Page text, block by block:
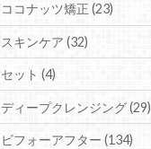
ココナッツ矯正 (23)
スキンケア (32)
セット (4)
ディープクレンジング (29)
ビフォーアフター (134)